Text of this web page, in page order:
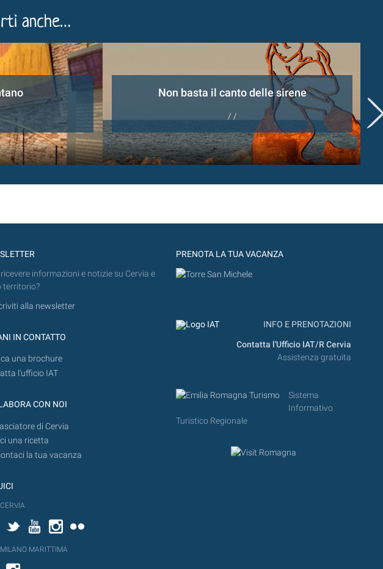
anche…
Non basta il canto delle sirene
/ /
informazioni e notizie su Cervia e
territorio?
IN CONTATTO
una brochure
l'ufficio IAT
CON NOI
di Cervia
una ricetta
la tua vacanza
FacebookTwitterYouTubeInstagram
MARITTIMA
Facebook
PRENOTA LA TUA VACANZA
INFO E PRENOTAZIONI
Contatta l'Ufficio IAT/R Cervia
Assistenza gratuita
Sistema
Informativo
Turistico Regionale